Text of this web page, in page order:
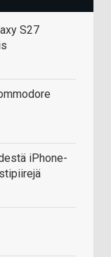
S27
iPhone-